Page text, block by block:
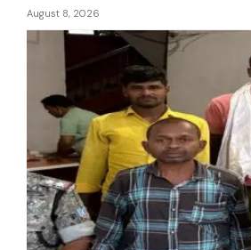
August 8, 2026